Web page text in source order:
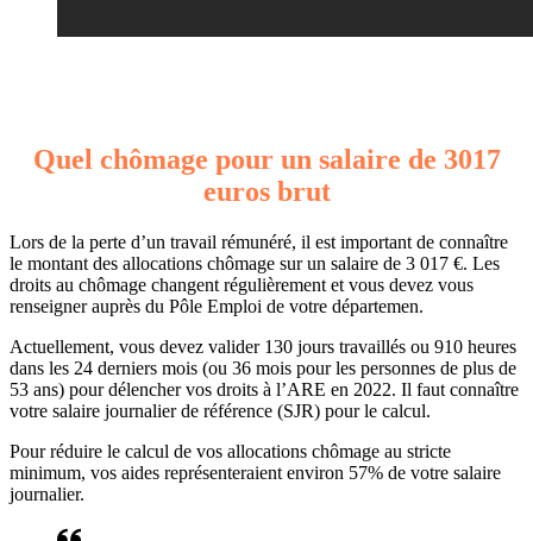
Quel chômage pour un salaire de 3017
euros brut
Lors de la perte d’un travail rémunéré, il est important de connaître
le montant des allocations chômage sur un salaire de 3 017 €. Les
droits au chômage changent régulièrement et vous devez vous
renseigner auprès du Pôle Emploi de votre départemen.
Actuellement, vous devez valider 130 jours travaillés ou 910 heures
dans les 24 derniers mois (ou 36 mois pour les personnes de plus de
53 ans) pour délencher vos droits à l’ARE en 2022. Il faut connaître
votre salaire journalier de référence (SJR) pour le calcul.
Pour réduire le calcul de vos allocations chômage au stricte
minimum, vos aides représenteraient environ 57% de votre salaire
journalier.